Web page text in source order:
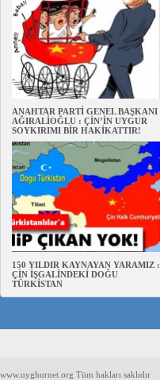
ANAHTAR PARTİ GENEL BAŞKANI
AĞIRALİOĞLU : ÇİN’İN UYGUR
SOYKIRIMI BİR HAKİKATTIR!
150 YILDIR KAYNAYAN YARAMIZ :
ÇİN İŞGALİNDEKİ DOĞU
TÜRKİSTAN
www.uyghurnet.org Tüm hakları saklıdır